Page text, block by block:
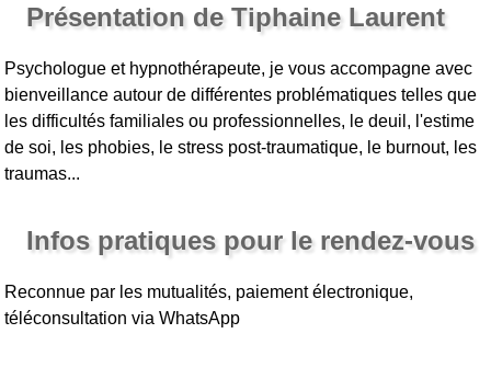
Présentation de Tiphaine Laurent
Psychologue et hypnothérapeute, je vous accompagne avec
bienveillance autour de différentes problématiques telles que
les difficultés familiales ou professionnelles, le deuil, l'estime
de soi, les phobies, le stress post-traumatique, le burnout, les
traumas...
Infos pratiques pour le rendez-vous
Reconnue par les mutualités, paiement électronique,
téléconsultation via WhatsApp